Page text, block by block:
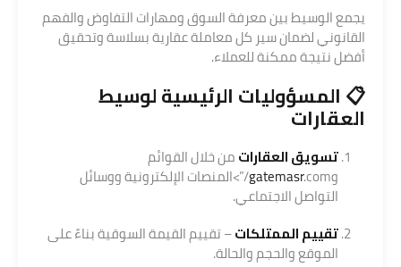
يجمع الوسيط بين معرفة السوق ومهارات التفاوض والفهم
القانوني لضمان سير كل معاملة عقارية بسلاسة وتحقيق
أفضل نتيجة ممكنة للعملاء.
📋 المسؤوليات الرئيسية لوسيط
العقارات
تسويق العقاراتمن خلال القوائم
و gatemasr.com/”>المنصات الإلكترونية ووسائل
التواصل الاجتماعي.
تقييم الممتلكات– تقييم القيمة السوقية بناءً على
الموقع والحجم والحالة.